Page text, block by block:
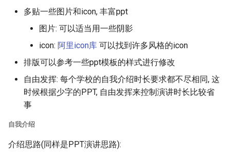
多贴一些图片和icon, 丰富ppt
图片: 可以适当用一些阴影
icon: 阿里icon库 可以找到许多风格的icon
排版可以参考一些ppt模板的样式进行修改
自由发挥: 每个学校的自我介绍时长要求都不尽相同, 这
时候根据少字的PPT, 自由发挥来控制演讲时长比较省
事
自我介绍
介绍思路(同样是PPT演讲思路):